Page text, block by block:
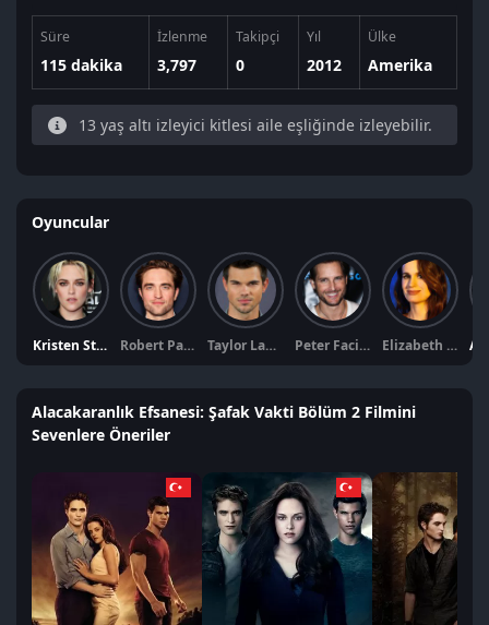
Süre
115 dakika
İzlenme
3,797
Takipçi
0
Yıl
2012
Ülke
Amerika
13 yaş altı izleyici kitlesi aile eşliğinde izleyebilir.
Oyuncular
Kristen Stewart Robert Pattinson Taylor Lautner Peter Facinelli Elizabeth Reaser
Alacakaranlık Efsanesi: Şafak Vakti Bölüm 2 Filmini
Sevenlere Öneriler